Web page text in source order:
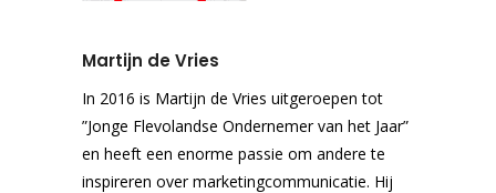
Martijn de Vries
In 2016 is Martijn de Vries uitgeroepen tot
”Jonge Flevolandse Ondernemer van het Jaar”
en heeft een enorme passie om andere te
inspireren over marketingcommunicatie. Hij